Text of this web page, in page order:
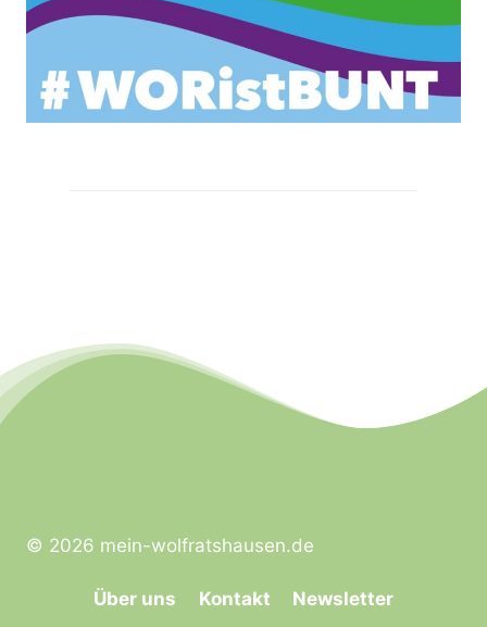
© 2026 mein-wolfratshausen.de
Über uns Kontakt Newsletter